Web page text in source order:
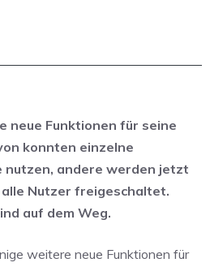
Funktionen für seine
konnten einzelne
nutzen, andere werden jetzt
Nutzer freigeschaltet.
auf dem Weg.
weitere neue Funktionen für